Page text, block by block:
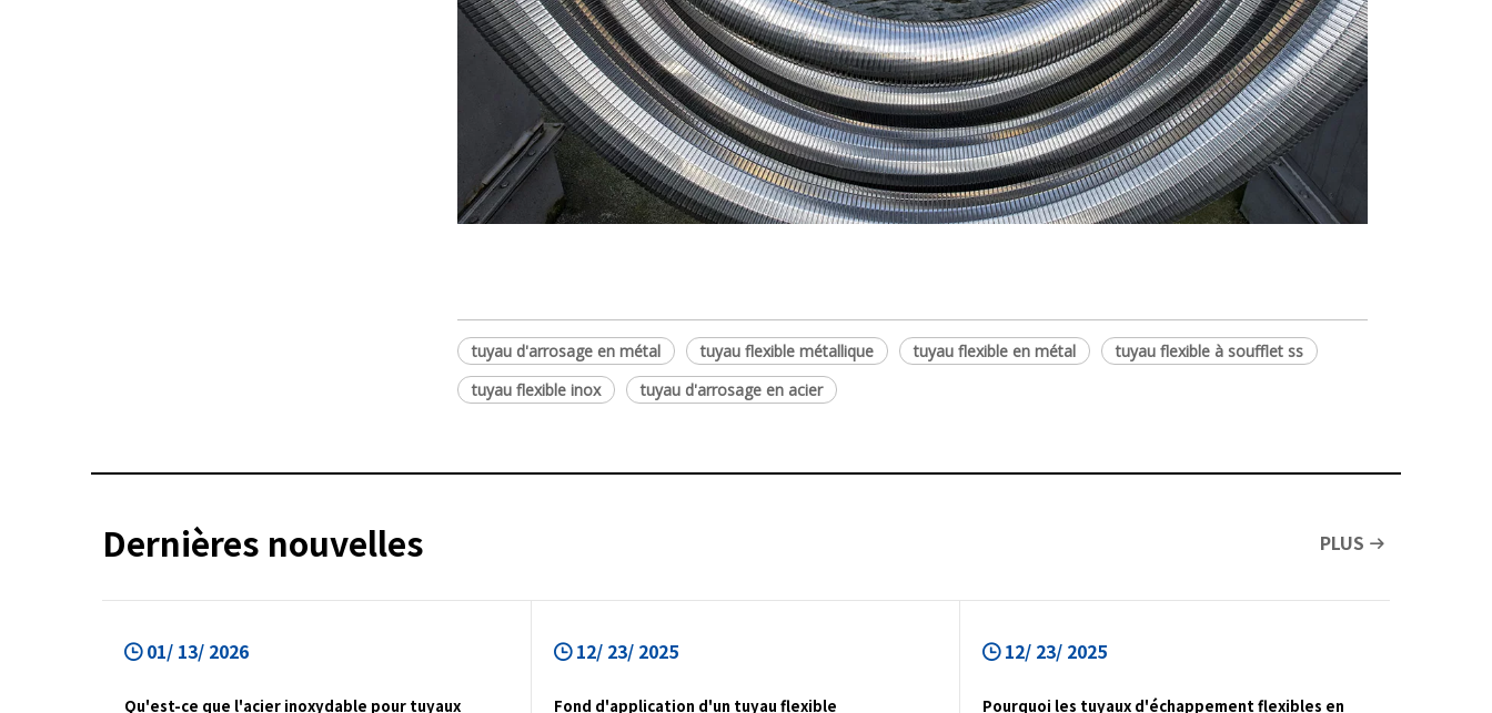
tuyau d'arrosage en métal tuyau flexible métallique tuyau flexible en métal
tuyau flexible à soufflet ss
tuyau flexible inox
tuyau d'arrosage en acier
Dernières nouvelles PLUS
01/ 13/ 2026
Qu'est-ce que l'acier inoxydable pour tuyaux
12/ 23/ 2025
Fond d'application d'un tuyau flexible
12/ 23/ 2025
Pourquoi les tuyaux d'échappement flexibles en